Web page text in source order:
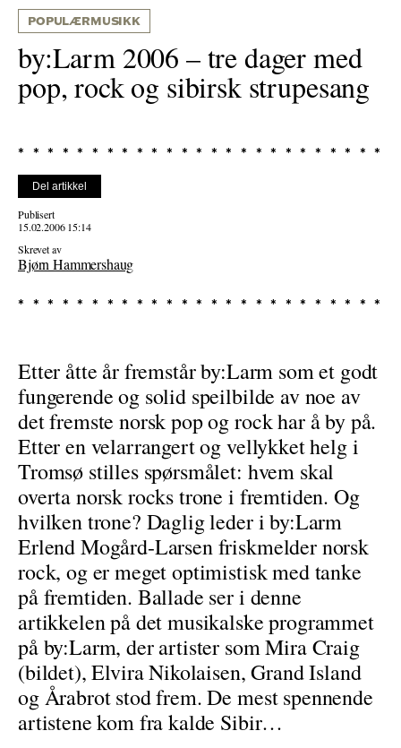
POPULÆRMUSIKK
by:Larm 2006 – tre dager med
pop, rock og sibirsk strupesang
Del artikkel
Publisert
15.02.2006 15:14
Skrevet av
Bjørn Hammershaug
Etter åtte år fremstår by:Larm som et godt
fungerende og solid speilbilde av noe av
det fremste norsk pop og rock har å by på.
Etter en velarrangert og vellykket helg i
Tromsø stilles spørsmålet: hvem skal
overta norsk rocks trone i fremtiden. Og
hvilken trone? Daglig leder i by:Larm
Erlend Mogård-Larsen friskmelder norsk
rock, og er meget optimistisk med tanke
på fremtiden. Ballade ser i denne
artikkelen på det musikalske programmet
på by:Larm, der artister som Mira Craig
(bildet), Elvira Nikolaisen, Grand Island
og Årabrot stod frem. De mest spennende
artistene kom fra kalde Sibir…